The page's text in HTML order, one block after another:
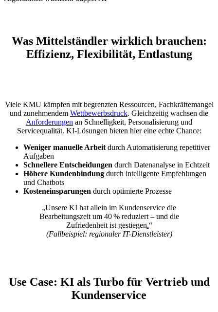
Was Mittelständler wirklich brauchen:
Effizienz, Flexibilität, Entlastung
Viele KMU kämpfen mit begrenzten Ressourcen, Fachkräftemangel
und zunehmendem Wettbewerbsdruck. Gleichzeitig wachsen die
Anforderungen an Schnelligkeit, Personalisierung und
Servicequalität. KI-Lösungen bieten hier eine echte Chance:
Weniger manuelle Arbeit durch Automatisierung repetitiver
Aufgaben
Schnellere Entscheidungen durch Datenanalyse in Echtzeit
Höhere Kundenbindung durch intelligente Empfehlungen
und Chatbots
Kosteneinsparungen durch optimierte Prozesse
„Unsere KI hat allein im Kundenservice die
Bearbeitungszeit um 40 % reduziert – und die
Zufriedenheit ist gestiegen.“
(Fallbeispiel: regionaler IT-Dienstleister)
Use Case: KI als Turbo für Vertrieb und
Kundenservice